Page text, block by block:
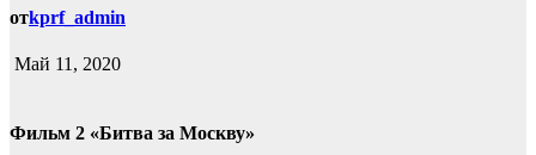
отkprf_admin
Май 11, 2020
Фильм 2 «Битва за Москву»